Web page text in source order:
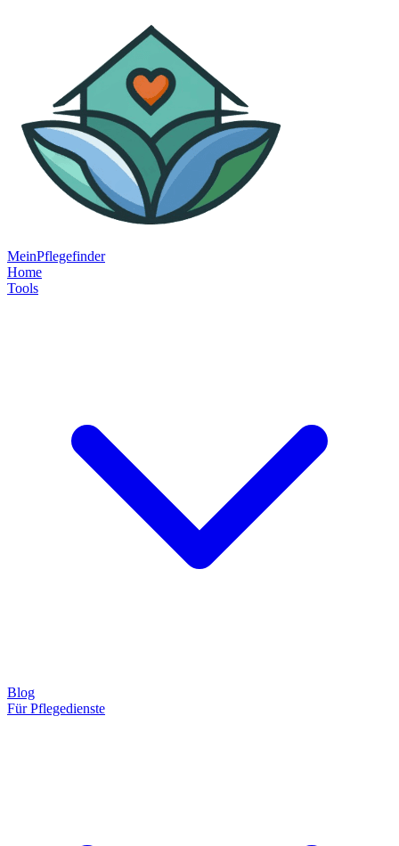
MeinPflegefinder
Home
Tools
Blog
Für Pflegedienste